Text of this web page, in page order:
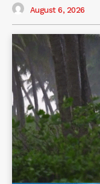
August 6, 2026